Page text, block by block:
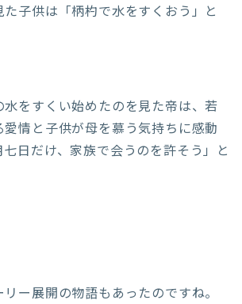
た子供は「柄杓で水をすくおう」と
をすくい始めたのを見た帝は、若
情と子供が母を慕う気持ちに感動
七日だけ、家族で会うのを許そう」と
ー展開の物語もあったのですね。